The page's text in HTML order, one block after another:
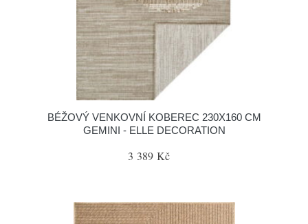
BÉŽOVÝ VENKOVNÍ KOBEREC 230X160 CM
GEMINI - ELLE DECORATION
3 389 Kč